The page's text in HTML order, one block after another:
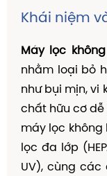
KIẾN THỨC
Kiến Thức Về Ho
Kiến Thức Về Dạ
Kiến Thức Về
Kiến Thức Về
Kiến Thức Về
Khái niệm
Máy lọc
nhằm loại bỏ
như bụi mịn, vi
chất hữu cơ dễ
máy lọc không
lọc đa lớp
UV), cùng